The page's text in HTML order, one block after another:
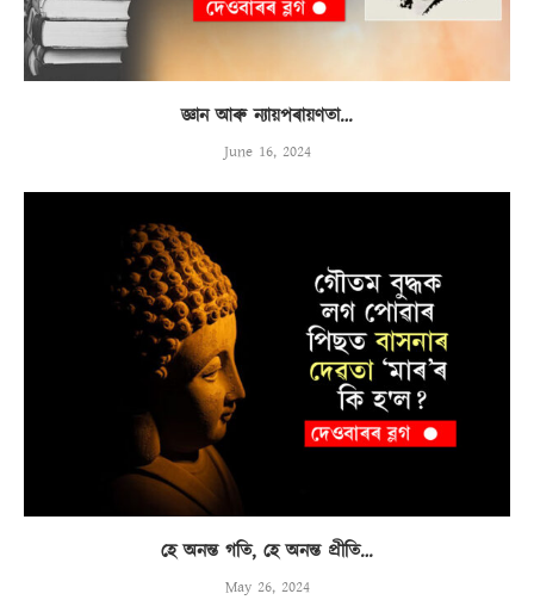
জ্ঞান আৰু ন্যায়পৰায়ণতা…
June 16, 2024
হে অনন্ত গতি, হে অনন্ত প্ৰীতি…
May 26, 2024